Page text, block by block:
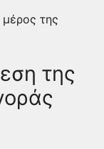
μέρος της
της